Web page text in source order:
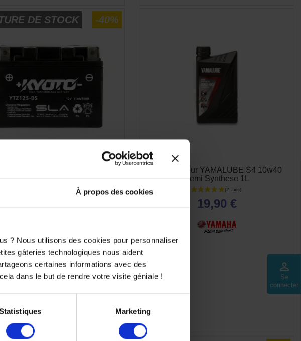
À propos des cookies
? Nous utilisons des cookies pour personnaliser
gâteries technologiques nous aident
certaines informations avec des
dans le but de rendre votre visite géniale !
Marketing
perm_identity
Se
connecter
(5 avis)
-40%
DE STOCK
Sans Entretien
38,89 €
Huile moteur YAMALUBE S4 10w40
Semi Synthese 1L
19,90 €